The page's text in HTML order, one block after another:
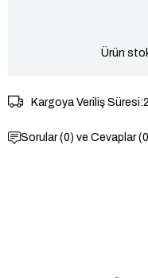
Ürün
Kargoya Veriliş Süresi:
Sorular (0) ve Cevaplar